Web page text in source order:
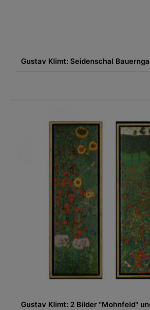
Gustav Klimt: Seidenschal
Gustav Klimt: 2 Bilder "Mohnfeld"